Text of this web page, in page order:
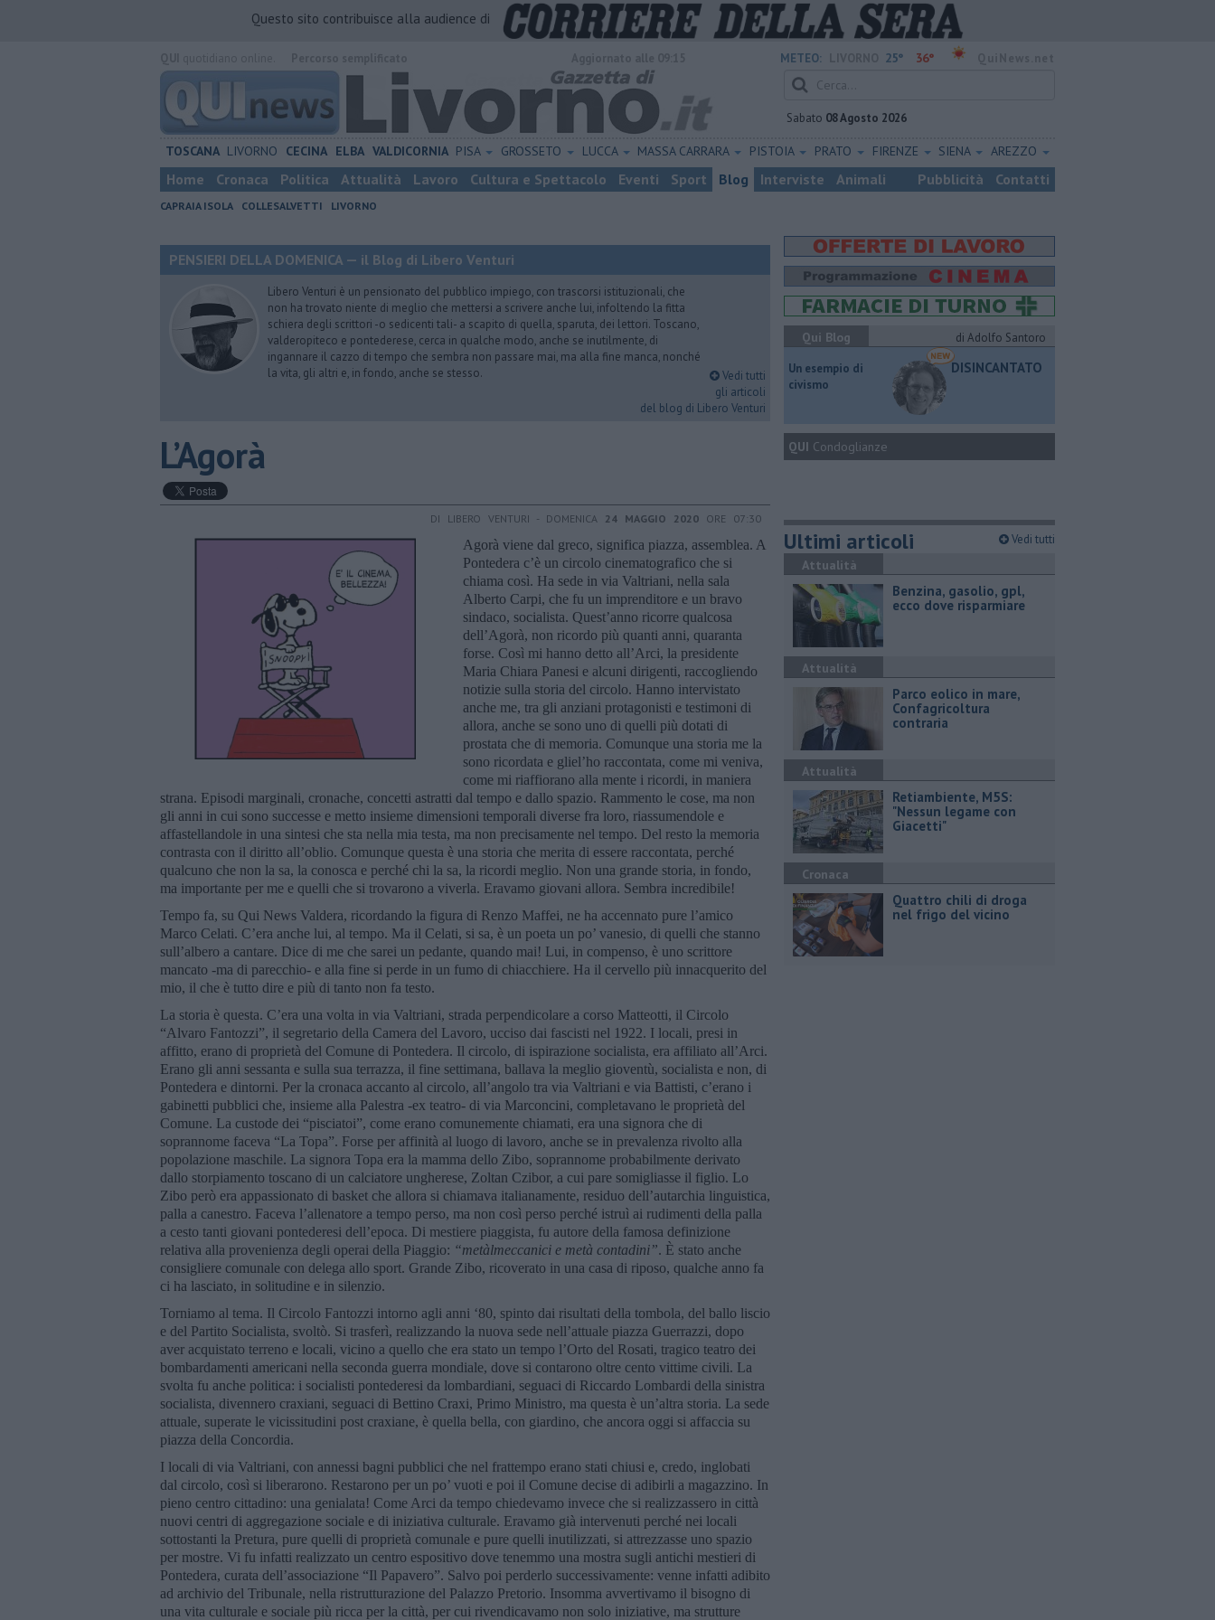
Questo sito contribuisce alla audience di
METEO: 25° 36°
Sabato 08 Agosto 2026
TOSCANA LIVORNO CECINA ELBA VALDICORNIA PISA GROSSETO LUCCA MASSA CARRARA PISTOIA PRATO FIRENZE SIENA AREZZO
Home Cronaca Politica Attualità Lavoro Cultura e Spettacolo Eventi Sport Blog Interviste Animali Pubblicità Contatti
CAPRAIA ISOLA COLLESALVETTI LIVORNO
PENSIERI DELLA DOMENICA — il Blog di Libero Venturi
Libero Venturi è un pensionato del pubblico impiego, con trascorsi istituzionali, che
non ha trovato niente di meglio che mettersi a scrivere anche lui, infoltendo la fitta
schiera degli scrittori -o sedicenti tali- a scapito di quella, sparuta, dei lettori. Toscano,
valderopiteco e pontederese, cerca in qualche modo, anche se inutilmente, di
ingannare il cazzo di tempo che sembra non passare mai, ma alla fine manca, nonché
la vita, gli altri e, in fondo, anche se stesso.
Vedi tutti
gli articoli
del blog di Libero Venturi
L’Agorà
DI LIBERO VENTURI - DOMENICA 24 MAGGIO 2020 ORE 07:30
Agorà viene dal greco, significa piazza, assemblea. A
Pontedera c’è un circolo cinematografico che si
chiama così. Ha sede in via Valtriani, nella sala
Alberto Carpi, che fu un imprenditore e un bravo
sindaco, socialista. Quest’anno ricorre qualcosa
dell’Agorà, non ricordo più quanti anni, quaranta
forse. Così mi hanno detto all’Arci, la presidente
Maria Chiara Panesi e alcuni dirigenti, raccogliendo
notizie sulla storia del circolo. Hanno intervistato
anche me, tra gli anziani protagonisti e testimoni di
allora, anche se sono uno di quelli più dotati di
prostata che di memoria. Comunque una storia me la
sono ricordata e gliel’ho raccontata, come mi veniva,
come mi riaffiorano alla mente i ricordi, in maniera
strana. Episodi marginali, cronache, concetti astratti dal tempo e dallo spazio. Rammento le cose, ma non
gli anni in cui sono successe e metto insieme dimensioni temporali diverse fra loro, riassumendole e
affastellandole in una sintesi che sta nella mia testa, ma non precisamente nel tempo. Del resto la memoria
contrasta con il diritto all’oblio. Comunque questa è una storia che merita di essere raccontata, perché
qualcuno che non la sa, la conosca e perché chi la sa, la ricordi meglio. Non una grande storia, in fondo,
ma importante per me e quelli che si trovarono a viverla. Eravamo giovani allora. Sembra incredibile!
Tempo fa, su Qui News Valdera, ricordando la figura di Renzo Maffei, ne ha accennato pure l’amico
Marco Celati. C’era anche lui, al tempo. Ma il Celati, si sa, è un poeta un po’ vanesio, di quelli che stanno
sull’albero a cantare. Dice di me che sarei un pedante, quando mai! Lui, in compenso, è uno scrittore
mancato -ma di parecchio- e alla fine si perde in un fumo di chiacchiere. Ha il cervello più innacquerito del
mio, il che è tutto dire e più di tanto non fa testo.
La storia è questa. C’era una volta in via Valtriani, strada perpendicolare a corso Matteotti, il Circolo
“Alvaro Fantozzi”, il segretario della Camera del Lavoro, ucciso dai fascisti nel 1922. I locali, presi in
affitto, erano di proprietà del Comune di Pontedera. Il circolo, di ispirazione socialista, era affiliato all’Arci.
Erano gli anni sessanta e sulla sua terrazza, il fine settimana, ballava la meglio gioventù, socialista e non, di
Pontedera e dintorni. Per la cronaca accanto al circolo, all’angolo tra via Valtriani e via Battisti, c’erano i
gabinetti pubblici che, insieme alla Palestra -ex teatro- di via Marconcini, completavano le proprietà del
Comune. La custode dei “pisciatoi”, come erano comunemente chiamati, era una signora che di
soprannome faceva “La Topa”. Forse per affinità al luogo di lavoro, anche se in prevalenza rivolto alla
popolazione maschile. La signora Topa era la mamma dello Zibo, soprannome probabilmente derivato
dallo storpiamento toscano di un calciatore ungherese, Zoltan Czibor, a cui pare somigliasse il figlio. Lo
Zibo però era appassionato di basket che allora si chiamava italianamente, residuo dell’autarchia linguistica,
palla a canestro. Faceva l’allenatore a tempo perso, ma non così perso perché istruì ai rudimenti della palla
a cesto tanti giovani pontederesi dell’epoca. Di mestiere piaggista, fu autore della famosa definizione
relativa alla provenienza degli operai della Piaggio: “metàlmeccanici e metà contadini”. È stato anche
consigliere comunale con delega allo sport. Grande Zibo, ricoverato in una casa di riposo, qualche anno fa
ci ha lasciato, in solitudine e in silenzio.
Torniamo al tema. Il Circolo Fantozzi intorno agli anni ‘80, spinto dai risultati della tombola, del ballo liscio
e del Partito Socialista, svoltò. Si trasferì, realizzando la nuova sede nell’attuale piazza Guerrazzi, dopo
aver acquistato terreno e locali, vicino a quello che era stato un tempo l’Orto del Rosati, tragico teatro dei
bombardamenti americani nella seconda guerra mondiale, dove si contarono oltre cento vittime civili. La
svolta fu anche politica: i socialisti pontederesi da lombardiani, seguaci di Riccardo Lombardi della sinistra
socialista, divennero craxiani, seguaci di Bettino Craxi, Primo Ministro, ma questa è un’altra storia. La sede
attuale, superate le vicissitudini post craxiane, è quella bella, con giardino, che ancora oggi si affaccia su
piazza della Concordia.
I locali di via Valtriani, con annessi bagni pubblici che nel frattempo erano stati chiusi e, credo, inglobati
dal circolo, così si liberarono. Restarono per un po’ vuoti e poi il Comune decise di adibirli a magazzino. In
pieno centro cittadino: una genialata! Come Arci da tempo chiedevamo invece che si realizzassero in città
nuovi centri di aggregazione sociale e di iniziativa culturale. Eravamo già intervenuti perché nei locali
sottostanti la Pretura, pure quelli di proprietà comunale e pure quelli inutilizzati, si attrezzasse uno spazio
per mostre. Vi fu infatti realizzato un centro espositivo dove tenemmo una mostra sugli antichi mestieri di
Pontedera, curata dell’associazione “Il Papavero”. Salvo poi perderlo successivamente: venne infatti adibito
ad archivio del Tribunale, nella ristrutturazione del Palazzo Pretorio. Insomma avvertivamo il bisogno di
una vita culturale e sociale più ricca per la città, per cui rivendicavamo non solo iniziative, ma strutture
Qui Blog
di Adolfo Santoro
​Un esempio di
civismo
DISINCANTATO
QUI Condoglianze
Ultimi articoli Vedi tutti
Attualità
​Benzina, gasolio, gpl,
ecco dove risparmiare
Attualità
Parco eolico in mare,
Confagricoltura
contraria
Attualità
Retiambiente, M5S:
"Nessun legame con
Giacetti"
Cronaca
Quattro chili di droga
nel frigo del vicino